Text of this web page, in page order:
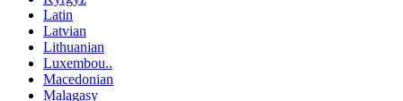
Latin
Latvian
Lithuanian
Luxembou..
Macedonian
Malagasy